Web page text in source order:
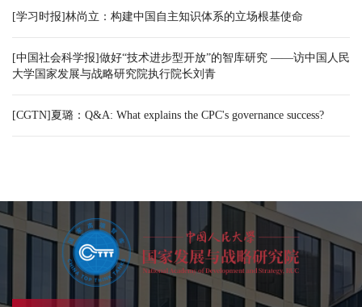
[学习时报]林尚立：构建中国自主知识体系的立场根基使命
[中国社会科学报]做好“技术进步型开放”的智库研究 ——访中国人民
大学国家发展与战略研究院执行院长刘青
[CGTN]夏璐：Q&A: What explains the CPC's governance success?